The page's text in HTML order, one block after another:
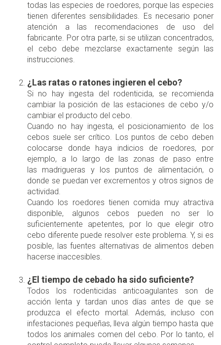
todas las especies de roedores, porque las especies
tienen diferentes sensibilidades. Es necesario poner
atención a las recomendaciones de uso del
fabricante. Por otra parte, si se utilizan concentrados,
el cebo debe mezclarse exactamente según las
instrucciones.
¿Las ratas o ratones ingieren el cebo?
Si no hay ingesta del rodenticida, se recomienda
cambiar la posición de las estaciones de cebo y/o
cambiar el producto del cebo.
Cuando no hay ingesta, el posicionamiento de los
cebos suele ser crítico. Los puntos de cebo deben
colocarse donde haya indicios de roedores, por
ejemplo, a lo largo de las zonas de paso entre
las madrigueras y los puntos de alimentación, o
donde se puedan ver excrementos y otros signos de
actividad.
Cuando los roedores tienen comida muy atractiva
disponible, algunos cebos pueden no ser lo
suficientemente apetentes, por lo que elegir otro
cebo diferente puede resolver este problema. Y, si es
posible, las fuentes alternativas de alimentos deben
hacerse inaccesibles.
¿El tiempo de cebado ha sido suficiente?
Todos los rodenticidas anticoagulantes son de
acción lenta y tardan unos días antes de que se
produzca el efecto mortal. Además, incluso con
infestaciones pequeñas, lleva algún tiempo hasta que
todos los animales comen del cebo. Por lo tanto, el